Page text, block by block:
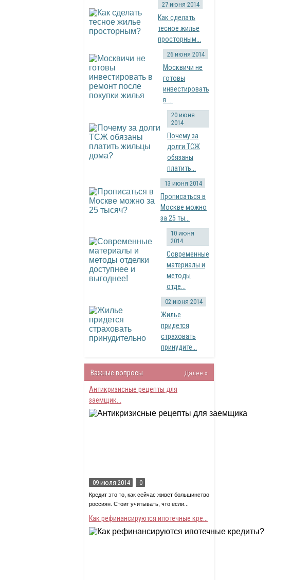
27 июня 2014
Как сделать
тесное жилье
просторным...
26 июня 2014
Москвичи не
готовы
инвестировать
в ...
20 июня
2014
Почему за
долги ТСЖ
обязаны
платить...
13 июня 2014
Прописаться в
Москве можно
за 25 ты...
10 июня
2014
Современные
материалы и
методы
отде...
02 июня 2014
Жилье
придется
страховать
принудите...
Важные вопросы
Далее »
Антикризисные рецепты для
заемщик...
09 июля 2014 0
Кредит это то, как сейчас живет большинство
россиян. Стоит учитывать, что если...
Как рефинансируются ипотечные кре...